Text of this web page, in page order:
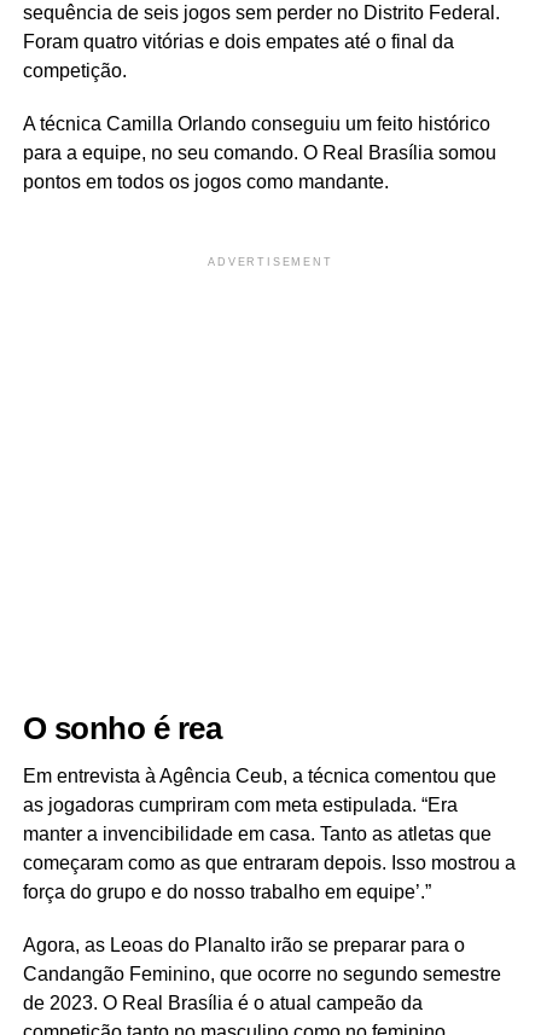
sequência de seis jogos sem perder no Distrito Federal.
Foram quatro vitórias e dois empates até o final da
competição.
A técnica Camilla Orlando conseguiu um feito histórico
para a equipe, no seu comando. O Real Brasília somou
pontos em todos os jogos como mandante.
ADVERTISEMENT
O sonho é rea
Em entrevista à Agência Ceub, a técnica comentou que
as jogadoras cumpriram com meta estipulada. “Era
manter a invencibilidade em casa. Tanto as atletas que
começaram como as que entraram depois. Isso mostrou a
força do grupo e do nosso trabalho em equipe’.”
Agora, as Leoas do Planalto irão se preparar para o
Candangão Feminino, que ocorre no segundo semestre
de 2023. O Real Brasília é o atual campeão da